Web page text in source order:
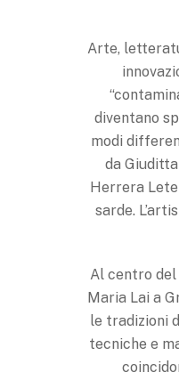
Arte,
diventano
modi
da
Herrera
sarde.
Al centro del
Maria Lai a
le tradizioni
tecniche e